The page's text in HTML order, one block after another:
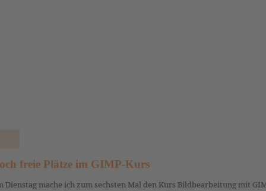
freie Plätze im GIMP-Kurs
Dienstag mache ich zum sechsten Mal den Kurs Bildbearbeitung mit